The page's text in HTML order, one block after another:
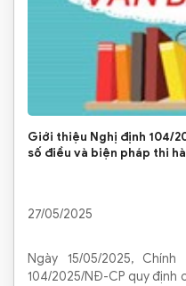
Giới thiệu Nghị định 104/
số điều và biện pháp thi
27/05/2025
Ngày 15/05/2025,
104/2025/NĐ-CP quy định